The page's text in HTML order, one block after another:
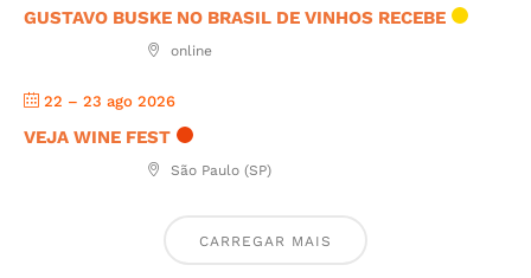
GUSTAVO BUSKE NO BRASIL DE VINHOS RECEBE
online
22 – 23 ago 2026
VEJA WINE FEST
São Paulo (SP)
CARREGAR MAIS